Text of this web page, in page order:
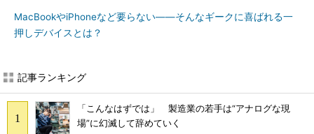
MacBookやiPhoneなど要らない――そんなギークに喜ばれる一
押しデバイスとは？
記事ランキング
「こんなはずでは」 製造業の若手は“アナログな現
場”に幻滅して辞めていく